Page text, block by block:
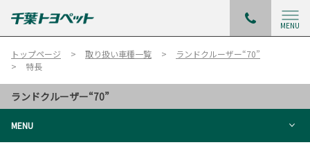
MENU
トップページ 取り扱い車種一覧
ランドクルーザー“70”
特長
ランドクルーザー“70”
MENU